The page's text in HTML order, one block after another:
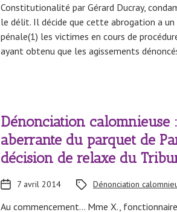
Constitutionalité par Gérard Ducray,
le délit. Il décide que cette abrogation a
pénale(1) les victimes en cours de
ayant obtenu que les agissements
Dénonciation calomnieuse
aberrante du parquet de
décision de relaxe du
Au commencement… Mme X.,
7 avril 2014 Dénonciation